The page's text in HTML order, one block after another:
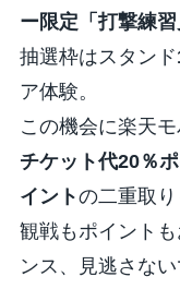
ー限定「打撃練習
抽選枠はスタンド
ア体験。
この機会に楽天
チケット代20％
イントの二重取り
観戦もポイント
ンス、見逃さな